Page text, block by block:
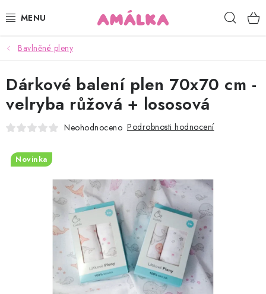
na
KOJENECKÉ, DĚTSKÉ OBLEČENÍ
ČEPICE, RUKAVICE, NÁKRČNÍKY
OSUŠKY, BRYNDÁKY, DEKY, DOPLŇKY
KONTAKTY
HODNOCENÍ OBCHODU
Proč AMÁLKA?
Doprava a platba
Tabulka velikostí
Postup pro vrácení a výměnu
Bavlněné pleny
Dárkové balení plen 70x70 cm -
velryba růžová + lososová
Neohodnoceno Podrobnosti hodnocení
Novinka